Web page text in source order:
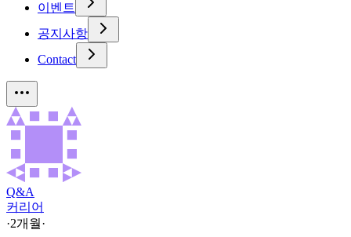
이벤트
공지사항
Contact
Q&A
커리어
·2개월·